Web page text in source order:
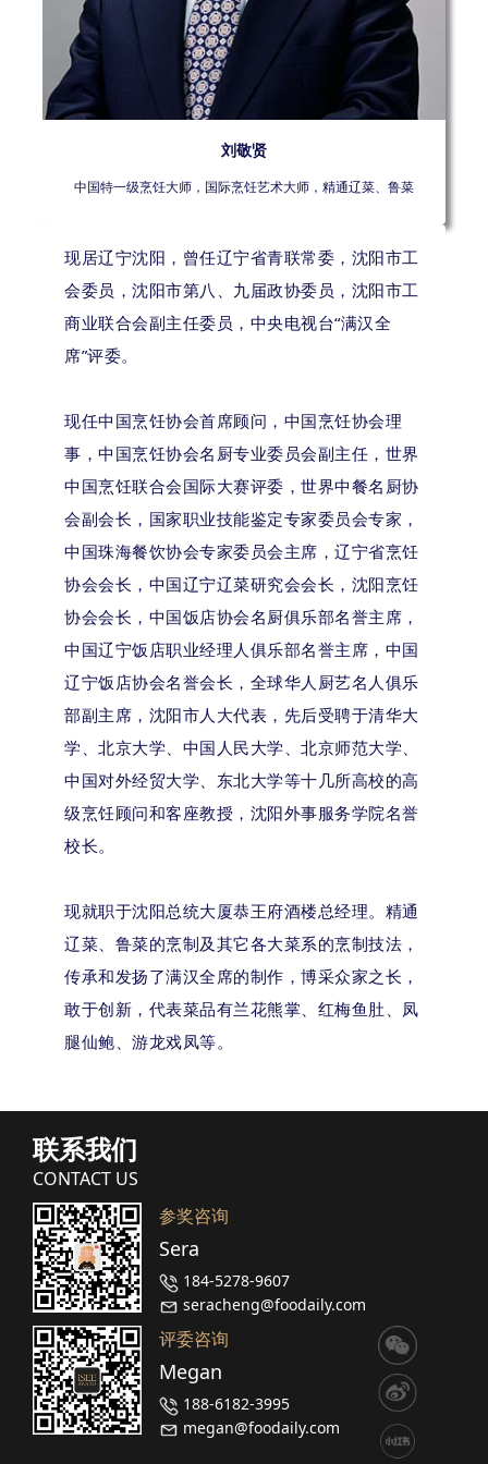
刘敬贤
中国特一级烹饪大师，国际烹饪艺术大师，精通辽菜、鲁菜
现居辽宁沈阳，曾任辽宁省青联常委，沈阳市工
会委员，沈阳市第八、九届政协委员，沈阳市工
商业联合会副主任委员，中央电视台“满汉全
席”评委。
现任中国烹饪协会首席顾问，中国烹饪协会理
事，中国烹饪协会名厨专业委员会副主任，世界
中国烹饪联合会国际大赛评委，世界中餐名厨协
会副会长，国家职业技能鉴定专家委员会专家，
中国珠海餐饮协会专家委员会主席，辽宁省烹饪
协会会长，中国辽宁辽菜研究会会长，沈阳烹饪
协会会长，中国饭店协会名厨俱乐部名誉主席，
中国辽宁饭店职业经理人俱乐部名誉主席，中国
辽宁饭店协会名誉会长，全球华人厨艺名人俱乐
部副主席，沈阳市人大代表，先后受聘于清华大
学、北京大学、中国人民大学、北京师范大学、
中国对外经贸大学、东北大学等十几所高校的高
级烹饪顾问和客座教授，沈阳外事服务学院名誉
校长。
现就职于沈阳总统大厦恭王府酒楼总经理。精通
辽菜、鲁菜的烹制及其它各大菜系的烹制技法，
传承和发扬了满汉全席的制作，博采众家之长，
敢于创新，代表菜品有兰花熊掌、红梅鱼肚、凤
腿仙鲍、游龙戏凤等。
联系我们
CONTACT US
参奖咨询
Sera
184-5278-9607
seracheng@foodaily.com
评委咨询
Megan
188-6182-3995
megan@foodaily.com